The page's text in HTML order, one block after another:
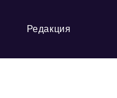
Редакция